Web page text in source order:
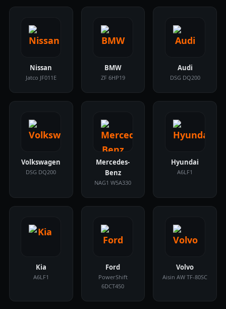
Nissan
Jatco JF011E
BMW
ZF 6HP19
Audi
DSG DQ200
Volkswagen
DSG DQ200
Mercedes-
Benz
NAG1 W5A330
Hyundai
A6LF1
Kia
A6LF1
Ford
PowerShift
6DCT450
Volvo
Aisin AW TF-80SC